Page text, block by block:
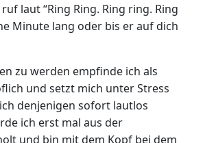
laut “Ring Ring. Ring ring. Ring
Minute lang oder bis er auf dich
zu werden empfinde ich als
und setzt mich unter Stress
denjenigen sofort lautlos
ich erst mal aus der
und bin mit dem Kopf bei dem